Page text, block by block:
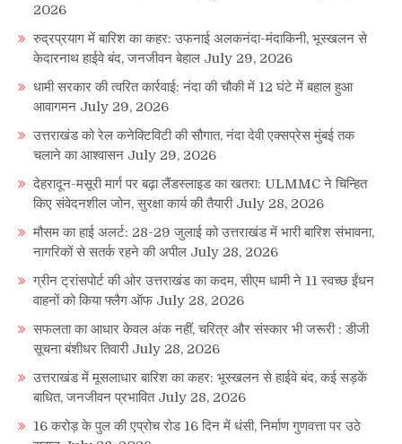
2026
रुद्रप्रयाग में बारिश का कहर: उफनाई अलकनंदा-मंदाकिनी, भूस्खलन से
केदारनाथ हाईवे बंद, जनजीवन बेहाल July 29, 2026
धामी सरकार की त्वरित कार्रवाई: नंदा की चौकी में 12 घंटे में बहाल हुआ
आवागमन July 29, 2026
उत्तराखंड को रेल कनेक्टिविटी की सौगात, नंदा देवी एक्सप्रेस मुंबई तक
चलाने का आश्वासन July 29, 2026
देहरादून-मसूरी मार्ग पर बढ़ा लैंडस्लाइड का खतरा: ULMMC ने चिन्हित
किए संवेदनशील जोन, सुरक्षा कार्य की तैयारी July 28, 2026
मौसम का हाई अलर्ट: 28-29 जुलाई को उत्तराखंड में भारी बारिश संभावना,
नागरिकों से सतर्क रहने की अपील July 28, 2026
ग्रीन ट्रांसपोर्ट की ओर उत्तराखंड का कदम, सीएम धामी ने 11 स्वच्छ ईंधन
वाहनों को किया फ्लैग ऑफ July 28, 2026
सफलता का आधार केवल अंक नहीं, चरित्र और संस्कार भी जरूरी : डीजी
सूचना बंशीधर तिवारी July 28, 2026
उत्तराखंड में मूसलाधार बारिश का कहर: भूस्खलन से हाईवे बंद, कई सड़कें
बाधित, जनजीवन प्रभावित July 28, 2026
16 करोड़ के पुल की एप्रोच रोड 16 दिन में धंसी, निर्माण गुणवत्ता पर उठे